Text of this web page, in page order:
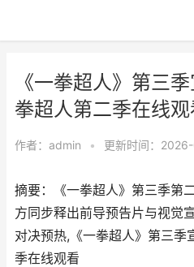
《一拳超人》第三
拳超人第二季在线观
作者： admin • 更新时间：
摘要：《一拳超人》第三季第
方同步释出前导预告片与视觉
对决预热,《一拳超人》第三季
季在线观看